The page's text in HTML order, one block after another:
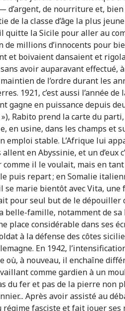
d’argent, de nourriture et,
de la classe d’âge la plus
quitte la Sicile pour aller au
de millions d’innocents pour
et boivaient dansaient et
avoir auparavant
de l’ordre durant les
1921, c’est aussi l’année
gagne en puissance depuis
Rabito prend la carte du
en usine, dans les champs et
emploi stable. L’Afrique lui
en Abyssinie, et un d’eux
comme il le voulait, mais en
puis repart ; en Somalie
se marie bientôt avec Vita,
pour seul but de le
belle-famille, notamment de
place considérable dans ses
à la défense des côtes
En 1942,
où, à nouveau, il enchaîne
comme gardien à un
du fer et pas de la pierre non
Après avoir assisté au
fasciste et fait jouer ses